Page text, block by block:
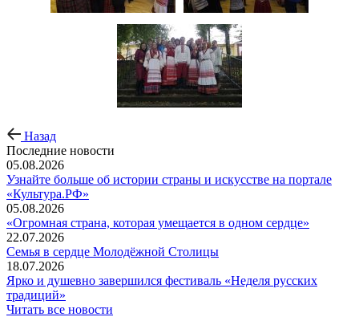
Назад
Последние новости
05.08.2026
Узнайте больше об истории страны и искусстве на портале
«Культура.РФ»
05.08.2026
«Огромная страна, которая умещается в одном сердце»
22.07.2026
Семья в сердце Молодёжной Столицы
18.07.2026
Ярко и душевно завершился фестиваль «Неделя русских
традиций»
Читать все новости